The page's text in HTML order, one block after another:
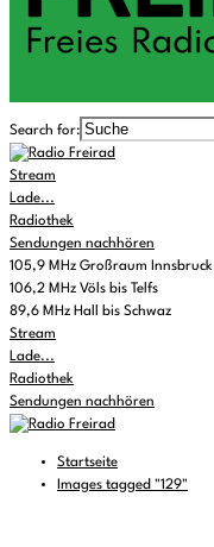
Search for:
Stream
Lade...
Radiothek
Sendungen nachhören
105,9 MHz Großraum Innsbruck
106,2 MHz Völs bis Telfs
89,6 MHz Hall bis Schwaz
Stream
Lade...
Radiothek
Sendungen nachhören
Startseite
Images tagged "129"